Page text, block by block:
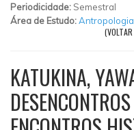
Periodicidade: Semestral
Área de Estudo:Antropologia
KATUKINA,